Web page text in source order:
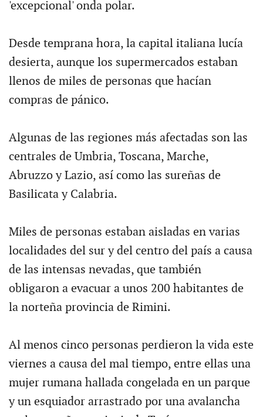
'excepcional' onda polar.
Desde temprana hora, la capital italiana lucía
desierta, aunque los supermercados estaban
llenos de miles de personas que hacían
compras de pánico.
Algunas de las regiones más afectadas son las
centrales de Umbria, Toscana, Marche,
Abruzzo y Lazio, así como las sureñas de
Basilicata y Calabria.
Miles de personas estaban aisladas en varias
localidades del sur y del centro del país a causa
de las intensas nevadas, que también
obligaron a evacuar a unos 200 habitantes de
la norteña provincia de Rimini.
Al menos cinco personas perdieron la vida este
viernes a causa del mal tiempo, entre ellas una
mujer rumana hallada congelada en un parque
y un esquiador arrastrado por una avalancha